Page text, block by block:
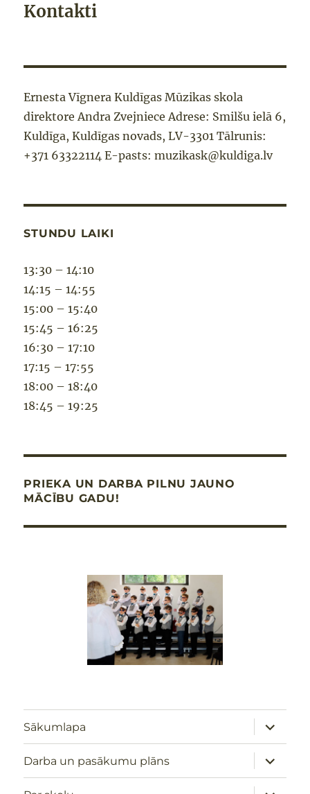
Kontakti
Ernesta Vīgnera Kuldīgas Mūzikas skola
direktore Andra Zvejniece Adrese: Smilšu ielā 6,
Kuldīga, Kuldīgas novads, LV-3301 Tālrunis:
+371 63322114 E-pasts: muzikask@kuldiga.lv
STUNDU LAIKI
13:30 – 14:10
14:15 – 14:55
15:00 – 15:40
15:45 – 16:25
16:30 – 17:10
17:15 – 17:55
18:00 – 18:40
18:45 – 19:25
PRIEKA UN DARBA PILNU JAUNO
MĀCĪBU GADU!
Sākumlapa
izvērst
Darba un pasākumu plāns
izvērst
izvērst